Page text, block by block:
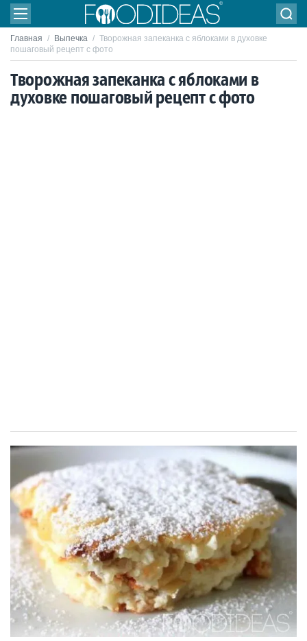
Главная / Выпечка / Творожная запеканка с яблоками в духовке
пошаговый рецепт с фото
Творожная запеканка с яблоками в
духовке пошаговый рецепт с фото